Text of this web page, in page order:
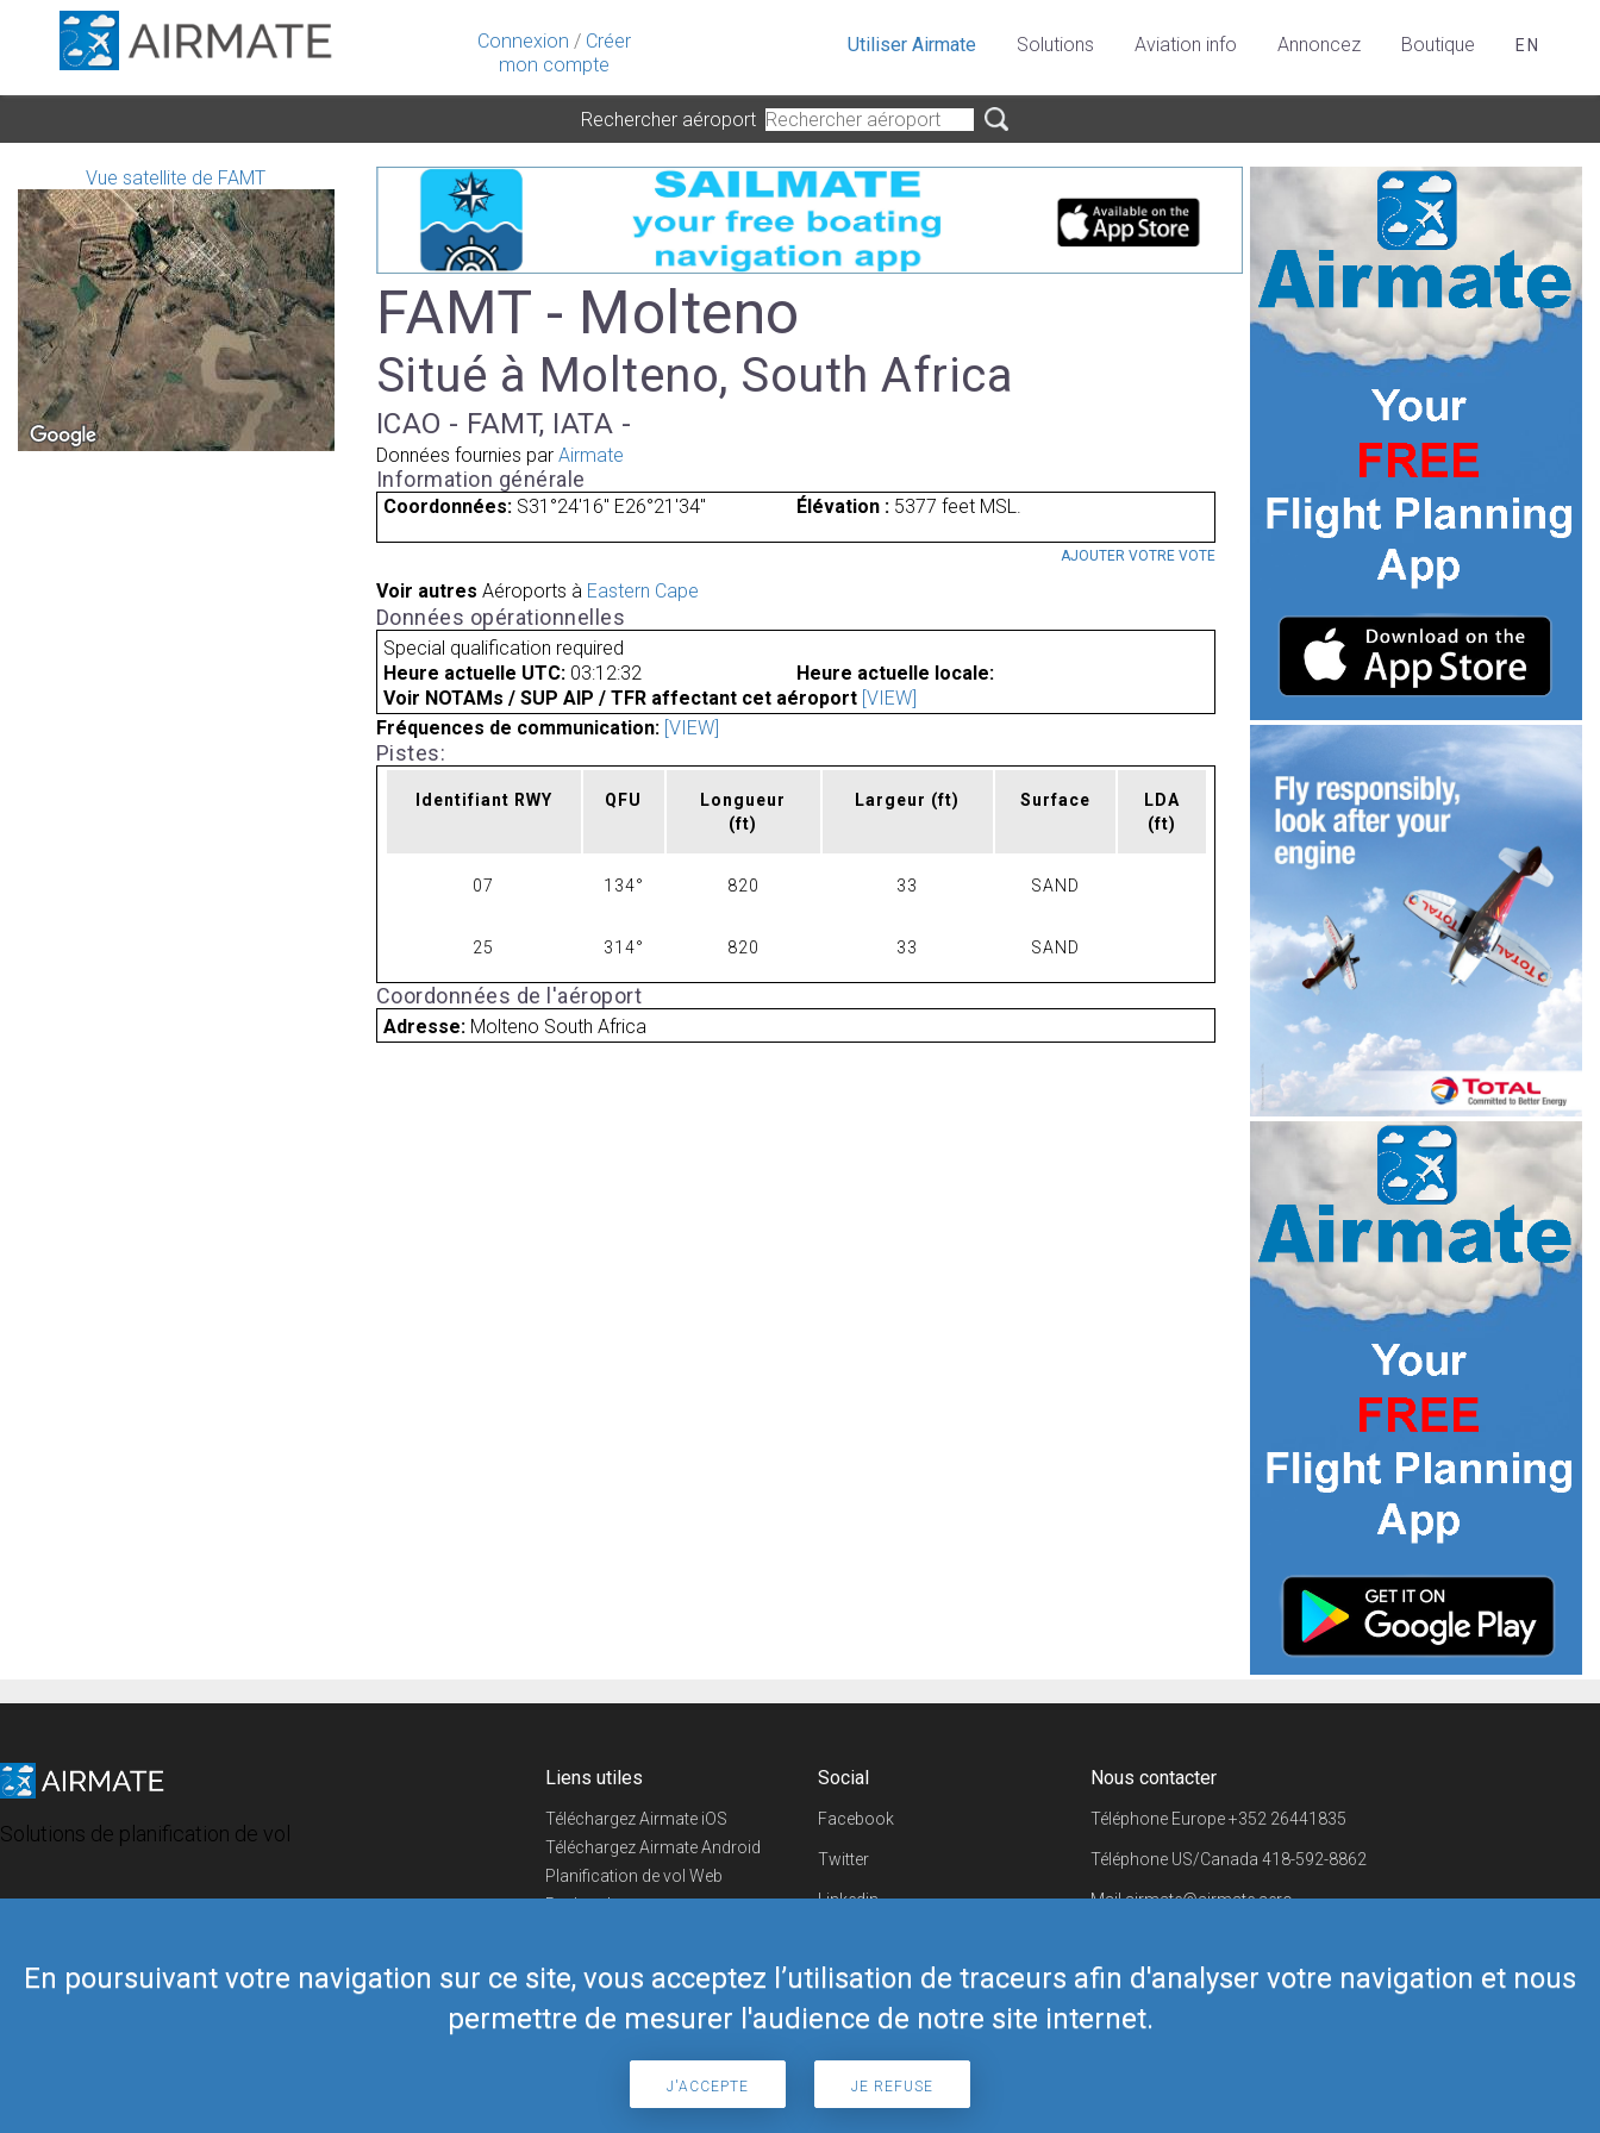
Connexion / Créer
mon compte
En poursuivant votre navigation sur ce site, vous acceptez l’utilisation de traceurs afin d'analyser votre navigation et nous
permettre de mesurer l'audience de notre site internet.
J'ACCEPTE JE REFUSE
Utiliser Airmate Solutions Aviation info Annoncez Boutique EN
Rechercher aéroport
Vue satellite de FAMT
FAMT - Molteno
Situé à Molteno, South Africa
ICAO - FAMT, IATA -
Données fournies par Airmate
Information générale
Coordonnées: S31°24'16" E26°21'34" Élévation :5377 feet MSL.
AJOUTER VOTRE VOTE
Voir autres Aéroports à Eastern Cape
Données opérationnelles
Special qualification required
Heure actuelle UTC: 03:12:32
Heure actuelle locale:
Voir NOTAMs / SUP AIP / TFR affectant cet aéroport [VIEW]
Fréquences de communication: [VIEW]
Pistes:
Identifiant RWY QFU
Longueur
(ft)
Largeur (ft) Surface
LDA
(ft)
07 134° 820 33 SAND
25 314° 820 33 SAND
Coordonnées de l'aéroport
Adresse: Molteno South Africa
Solutions de planification de vol
Liens utiles
Téléchargez Airmate iOS
Téléchargez Airmate Android
Planification de vol Web
Recherche
Boutique Airmate
Social
Facebook
Twitter
Linkedin
Telegram
Nous contacter
Téléphone Europe+352 26441835
Téléphone US/Canada 418-592-8862
Mailairmate@airmate.aero